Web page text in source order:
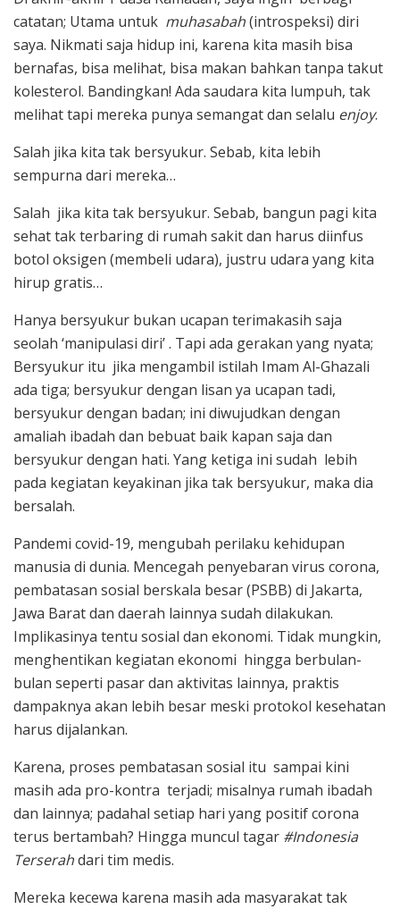
catatan; Utama untuk muhasabah(introspeksi) diri
saya. Nikmati saja hidup ini, karena kita masih bisa
bernafas, bisa melihat, bisa makan bahkan tanpa takut
kolesterol. Bandingkan! Ada saudara kita lumpuh, tak
melihat tapi mereka punya semangat dan selalu enjoy.
Salah jika kita tak bersyukur. Sebab, kita lebih
sempurna dari mereka…
Salah jika kita tak bersyukur. Sebab, bangun pagi kita
sehat tak terbaring di rumah sakit dan harus diinfus
botol oksigen (membeli udara), justru udara yang kita
hirup gratis…
Hanya bersyukur bukan ucapan terimakasih saja
seolah ‘manipulasi diri’ . Tapi ada gerakan yang nyata;
Bersyukur itu jika mengambil istilah Imam Al-Ghazali
ada tiga; bersyukur dengan lisan ya ucapan tadi,
bersyukur dengan badan; ini diwujudkan dengan
amaliah ibadah dan bebuat baik kapan saja dan
bersyukur dengan hati. Yang ketiga ini sudah lebih
pada kegiatan keyakinan jika tak bersyukur, maka dia
bersalah.
Pandemi covid-19, mengubah perilaku kehidupan
manusia di dunia. Mencegah penyebaran virus corona,
pembatasan sosial berskala besar (PSBB) di Jakarta,
Jawa Barat dan daerah lainnya sudah dilakukan.
Implikasinya tentu sosial dan ekonomi. Tidak mungkin,
menghentikan kegiatan ekonomi hingga berbulan-
bulan seperti pasar dan aktivitas lainnya, praktis
dampaknya akan lebih besar meski protokol kesehatan
harus dijalankan.
Karena, proses pembatasan sosial itu sampai kini
masih ada pro-kontra terjadi; misalnya rumah ibadah
dan lainnya; padahal setiap hari yang positif corona
terus bertambah? Hingga muncul tagar #Indonesia
Terserahdari tim medis.
Mereka kecewa karena masih ada masyarakat tak